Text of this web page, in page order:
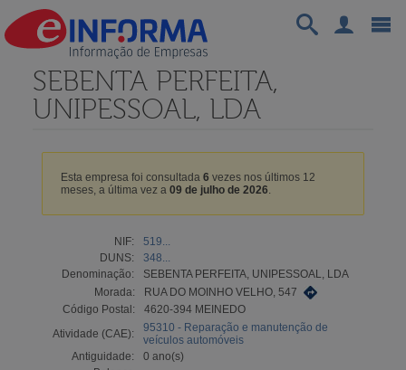
SEBENTA PERFEITA,
UNIPESSOAL, LDA
Esta empresa foi consultada 6 vezes nos últimos 12
meses, a última vez a 09 de julho de 2026.
NIF:
519...
DUNS:
348...
Denominação:
SEBENTA PERFEITA, UNIPESSOAL, LDA
Morada:
RUA DO MOINHO VELHO, 547
Código Postal:
4620-394 MEINEDO
Atividade (CAE):
95310 - Reparação e manutenção de
veículos automóveis
Antiguidade:
0 ano(s)